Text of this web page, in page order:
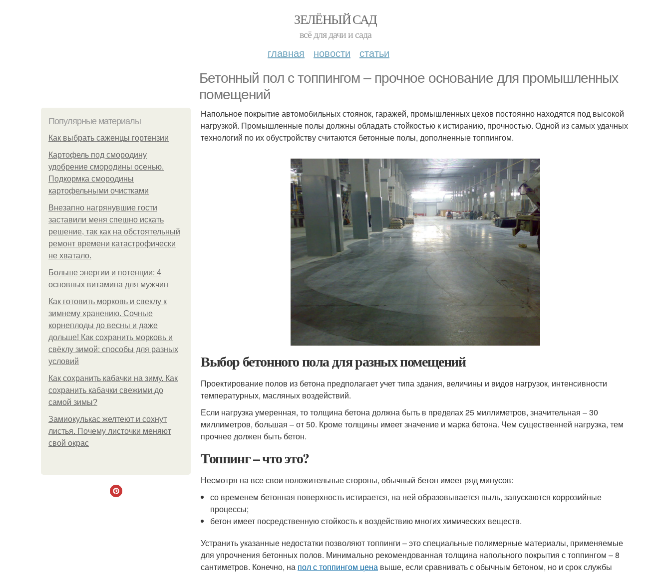
ЗЕЛЁНЫЙ САД
всё для дачи и сада
главная новости статьи
Бетонный пол с топпингом – прочное основание для промышленных
помещений
Популярные материалы
Как выбрать саженцы гортензии
Картофель под смородину
удобрение смородины осенью.
Подкормка смородины
картофельными очистками
Внезапно нагрянувшие гости
заставили меня спешно искать
решение, так как на обстоятельный
ремонт времени катастрофически
не хватало.
Больше энергии и потенции: 4
основных витамина для мужчин
Как готовить морковь и свеклу к
зимнему хранению. Сочные
корнеплоды до весны и даже
дольше! Как сохранить морковь и
свёклу зимой: способы для разных
условий
Как сохранить кабачки на зиму. Как
сохранить кабачки свежими до
самой зимы?
Замиокулькас желтеют и сохнут
листья. Почему листочки меняют
свой окрас
Напольное покрытие автомобильных стоянок, гаражей, промышленных цехов постоянно находятся под высокой
нагрузкой. Промышленные полы должны обладать стойкостью к истиранию, прочностью. Одной из самых удачных
технологий по их обустройству считаются бетонные полы, дополненные топпингом.
Выбор бетонного пола для разных помещений
Проектирование полов из бетона предполагает учет типа здания, величины и видов нагрузок, интенсивности
температурных, масляных воздействий.
Если нагрузка умеренная, то толщина бетона должна быть в пределах 25 миллиметров, значительная – 30
миллиметров, большая – от 50. Кроме толщины имеет значение и марка бетона. Чем существенней нагрузка, тем
прочнее должен быть бетон.
Топпинг – что это?
Несмотря на все свои положительные стороны, обычный бетон имеет ряд минусов:
со временем бетонная поверхность истирается, на ней образовывается пыль, запускаются коррозийные
процессы;
бетон имеет посредственную стойкость к воздействию многих химических веществ.
Устранить указанные недостатки позволяют топпинги – это специальные полимерные материалы, применяемые
для упрочнения бетонных полов. Минимально рекомендованная толщина напольного покрытия с топпингом – 8
сантиметров. Конечно, на пол с топпингом цена выше, если сравнивать с обычным бетоном, но и срок службы